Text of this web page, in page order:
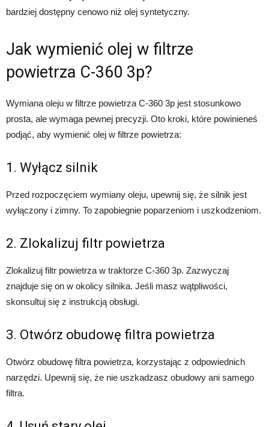
bardziej dostępny cenowo niż olej syntetyczny.
Jak wymienić olej w filtrze
powietrza C-360 3p?
Wymiana oleju w filtrze powietrza C-360 3p jest stosunkowo
prosta, ale wymaga pewnej precyzji. Oto kroki, które powinieneś
podjąć, aby wymienić olej w filtrze powietrza:
1. Wyłącz silnik
Przed rozpoczęciem wymiany oleju, upewnij się, że silnik jest
wyłączony i zimny. To zapobiegnie poparzeniom i uszkodzeniom.
2. Zlokalizuj filtr powietrza
Zlokalizuj filtr powietrza w traktorze C-360 3p. Zazwyczaj
znajduje się on w okolicy silnika. Jeśli masz wątpliwości,
skonsultuj się z instrukcją obsługi.
3. Otwórz obudowę filtra powietrza
Otwórz obudowę filtra powietrza, korzystając z odpowiednich
narzędzi. Upewnij się, że nie uszkadzasz obudowy ani samego
filtra.